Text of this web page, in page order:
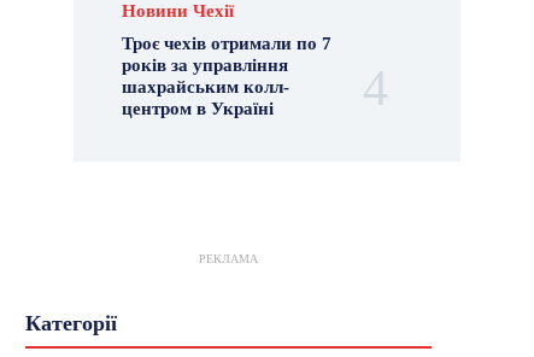
Новини Чехії
Троє чехів отримали по 7
років за управління
шахрайським колл-
центром в Україні
РЕКЛАМА
КатегоріїГастрогід
Знай Чехію